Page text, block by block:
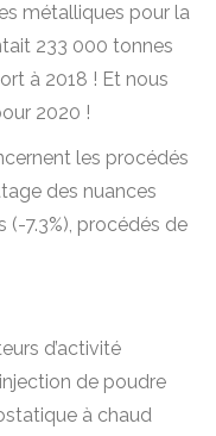
métalliques pour la
233 000 tonnes
à 2018 ! Et nous
2020 !
les procédés
des nuances
(-7.3%), procédés de
d’activité
de poudre
à chaud